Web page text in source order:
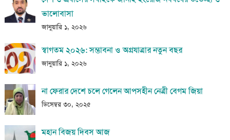
ভালোবাসা
জানুয়ারি ১, ২০২৬
স্বাগতম ২০২৬: সম্ভাবনা ও অগ্রযাত্রার নতুন বছর
জানুয়ারি ১, ২০২৬
না ফেরার দেশে চলে গেলেন আপসহীন নেত্রী বেগম জিয়া
ডিসেম্বর ৩০, ২০২৫
মহান বিজয় দিবস আজ